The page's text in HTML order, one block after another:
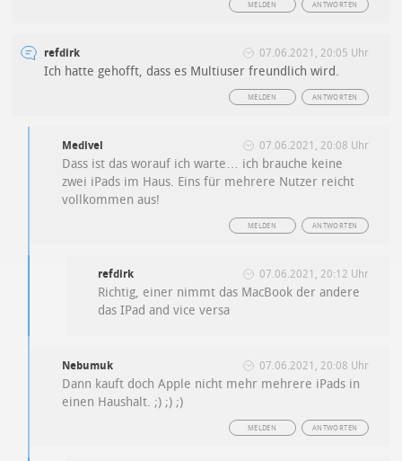
ANTWORTEN
MELDEN
refdirk 07.06.2021, 20:05 Uhr
Ich hatte gehofft, dass es Multiuser freundlich wird.
ANTWORTEN
MELDEN
Medivel 07.06.2021, 20:08 Uhr
Dass ist das worauf ich warte… ich brauche keine
zwei iPads im Haus. Eins für mehrere Nutzer reicht
vollkommen aus!
ANTWORTEN
MELDEN
refdirk 07.06.2021, 20:12 Uhr
Richtig, einer nimmt das MacBook der andere
das IPad and vice versa
Nebumuk 07.06.2021, 20:08 Uhr
Dann kauft doch Apple nicht mehr mehrere iPads in
einen Haushalt. ;) ;) ;)
ANTWORTEN
MELDEN